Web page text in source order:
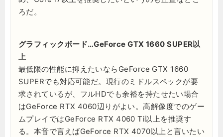
ろだ。
グラフィックボード…GeForce GTX 1660 SUPER以
上
最低限の性能に抑えたいならGeForce GTX 1660
SUPERでも対応可能だ。現行のミドルスペックが要
求されているが、フルHDでも余裕を持たせたい場合
はGeForce RTX 4060辺りがよい。高解像度でのゲー
ムプレイではGeForce RTX 4060 Ti以上を推奨す
る。本音で言えばGeForce RTX 4070以上と言いたい